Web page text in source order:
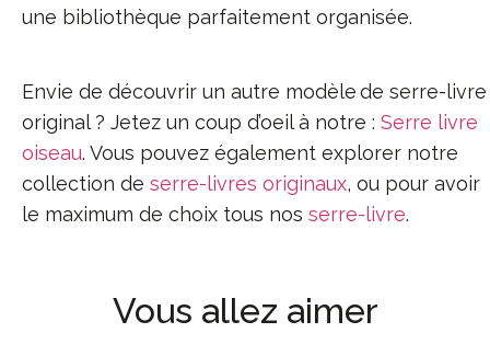
une bibliothèque parfaitement organisée.
Envie de découvrir un autre modèle de serre-livre
original ? Jetez un coup d’oeil à notre : Serre livre
oiseau. Vous pouvez également explorer notre
collection de serre-livres originaux, ou pour avoir
le maximum de choix tous nos serre-livre.
Vous allez aimer